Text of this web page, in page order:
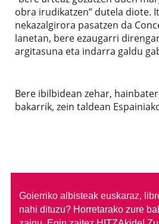
obra irudikatzen” dutela diote.
nekazalgirora pasatzen da
lanetan, bere ezaugarri
argitasuna eta indarra galdu
Bere ibilbidean zehar,
bakarrik, zein taldean
Goierriko albisteak euskaraz,
nahi dituzu? Horretarako zure